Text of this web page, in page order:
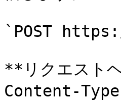
`POST
**リクエスト
Content-Type